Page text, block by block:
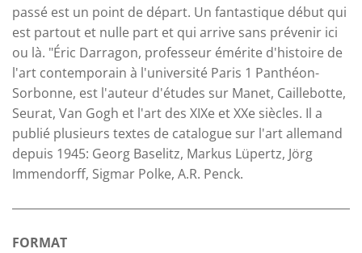
passé est un point de départ. Un fantastique début qui
est partout et nulle part et qui arrive sans prévenir ici
ou là. "Éric Darragon, professeur émérite d'histoire de
l'art contemporain à l'université Paris 1 Panthéon-
Sorbonne, est l'auteur d'études sur Manet, Caillebotte,
Seurat, Van Gogh et l'art des XIXe et XXe siècles. Il a
publié plusieurs textes de catalogue sur l'art allemand
depuis 1945: Georg Baselitz, Markus Lüpertz, Jörg
Immendorff, Sigmar Polke, A.R. Penck.
FORMAT